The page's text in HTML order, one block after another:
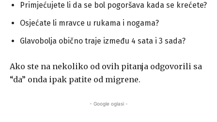
Primjećujete li da se bol pogoršava kada se krećete?
Osjećate li mravce u rukama i nogama?
Glavobolja obično traje između 4 sata i 3 sada?
Ako ste na nekoliko od ovih pitanja odgovorili sa
“da” onda ipak patite od migrene.
- Google oglasi -